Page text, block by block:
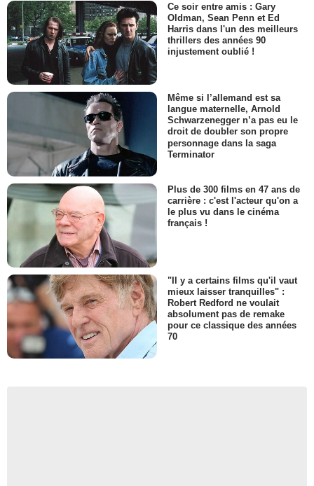
Ce soir entre amis : Gary
Oldman, Sean Penn et Ed
Harris dans l'un des meilleurs
thrillers des années 90
injustement oublié !
Même si l’allemand est sa
langue maternelle, Arnold
Schwarzenegger n’a pas eu le
droit de doubler son propre
personnage dans la saga
Terminator
Plus de 300 films en 47 ans de
carrière : c'est l'acteur qu'on a
le plus vu dans le cinéma
français !
"Il y a certains films qu'il vaut
mieux laisser tranquilles" :
Robert Redford ne voulait
absolument pas de remake
pour ce classique des années
70